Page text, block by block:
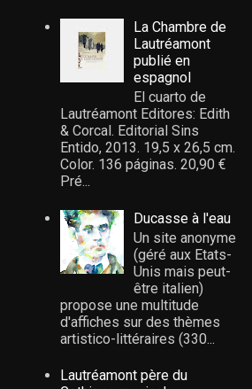
La Chambre de
Lautréamont
publié en
espagnol
El cuarto de
Lautréamont Editores: Edith
& Corcal. Editorial Sins
Entido, 2013. 19,5 x 26,5 cm.
Color. 136 páginas. 20,90 €
Pré...
Ducasse à l'eau
Un site anonyme
(géré aux Etats-
Unis mais peut-
être italien)
propose une multitude
d'affiches sur des thèmes
artistico-littéraires (330...
Lautréamont père du